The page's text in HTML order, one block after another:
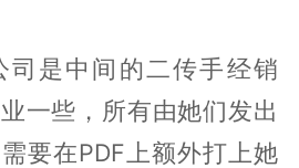
司是中间的二传手经销
一些，所有由她们发出
要在PDF上额外打上她